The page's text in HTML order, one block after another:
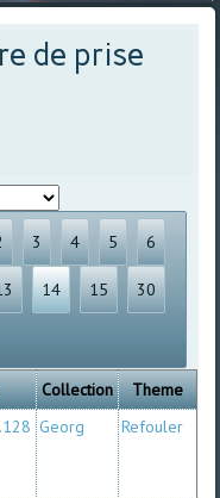
de prise
3 4 5 6
14 15 30
Collection
Theme
Georg Refouler